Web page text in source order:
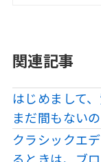
関連記事
はじめまして
まだ間もない
クラシックエ